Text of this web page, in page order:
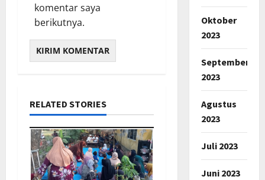
komentar saya
berikutnya.
RELATED STORIES
Oktober
2023
September
2023
Agustus
2023
Juli 2023
Juni 2023